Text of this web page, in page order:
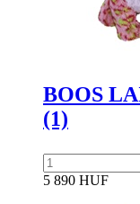
BOOS
(1)
5 890 HUF